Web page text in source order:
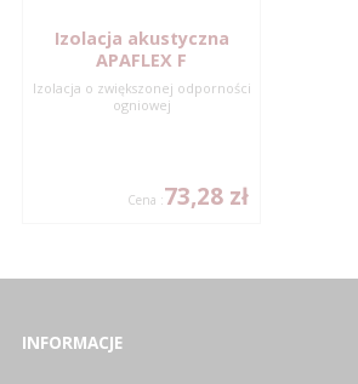
Izolacja akustyczna
APAFLEX F
Izolacja o zwiększonej odporności
ogniowej
Cena :73,28 zł
INFORMACJE